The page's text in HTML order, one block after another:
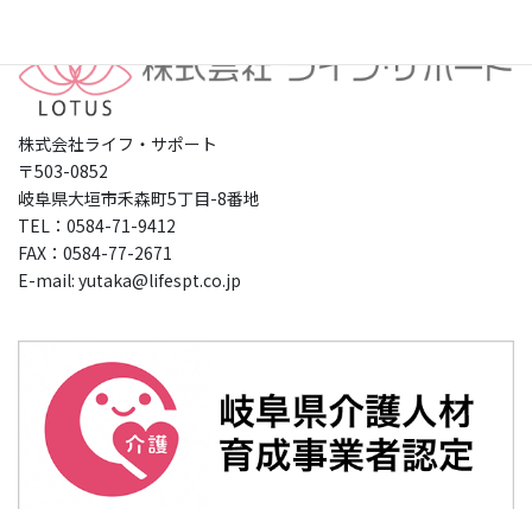
株式会社ライフ・サポート
〒503-0852
岐阜県大垣市禾森町5丁目-8番地
TEL：0584-71-9412
FAX：0584-77-2671
E-mail: yutaka@lifespt.co.jp